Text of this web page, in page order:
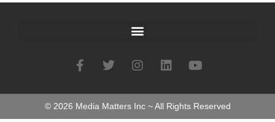
© 2026 Media Matters Inc ~ All Rights Reserved